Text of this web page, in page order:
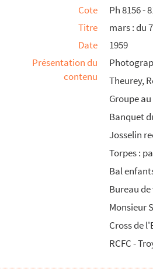
Ph 8849 - 8875. juillet : du 26 au 29 (n°113)
Ph 8876 - 8912. septembre : du 1er au 6
Ph 8913 - 8935. septembre : du 7 au 12
Ph 8936 - 8950. septembre : du 13 au 15
Ph 8951 - 8967. septembre : du 16 au 20
Ph 8991 - 9008. septembre : du 21 au 25
Ph 8968 - 8990. septembre : du 26 au 6
Ph 9026 - 9028. octobre : du 13 au 18 (n°122)
Ph 9029 - 9048. octobre : du 19 au 27
Ph 9049 - 9080. octobre : du 28 au 31 (n°125)
Ph 9081 - 9108. novembre : du 1er au 10
Ph 9109 - 9125. novembre : du 11 au 21
Ph 9126 - 9164. novembre : 21 (n°129-2)
Cote
Ph 8156 -
Titre
mars : du
Date
1959
Présentation du
contenu
Theurey,
Groupe
Banquet
Josselin
Torpes :
Bal
Bureau
Monsieur
Cross de
RCFC -